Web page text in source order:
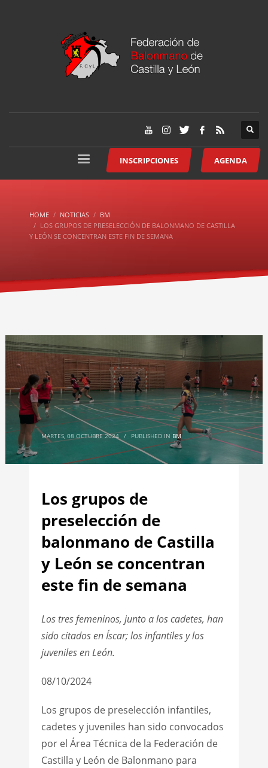
INSCRIPCIONES AGENDA
HOME NOTICIAS
BM
LOS GRUPOS DE PRESELECCIÓN DE BALONMANO DE CASTILLA
Y LEÓN SE CONCENTRAN ESTE FIN DE SEMANA
MARTES, 08 OCTUBRE 2024 / PUBLISHED IN BM
Los grupos de
preselección de
balonmano de Castilla
y León se concentran
este fin de semana
Los tres femeninos, junto a los cadetes, han
sido citados en Íscar; los infantiles y los
juveniles en León.
08/10/2024
Los grupos de preselección infantiles,
cadetes y juveniles han sido convocados
por el Área Técnica de la Federación de
Castilla y León de Balonmano para